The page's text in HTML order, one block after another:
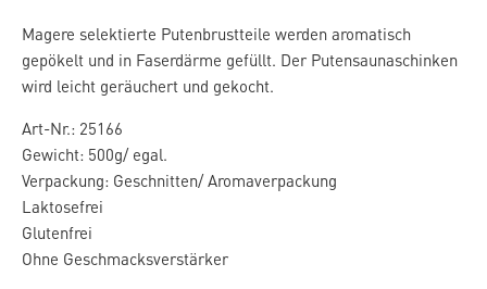
Magere selektierte Putenbrustteile werden aromatisch
gepökelt und in Faserdärme gefüllt. Der Putensaunaschinken
wird leicht geräuchert und gekocht.
Art-Nr.: 25166
Gewicht: 500g/ egal.
Verpackung: Geschnitten/ Aromaverpackung
Laktosefrei
Glutenfrei
Ohne Geschmacksverstärker